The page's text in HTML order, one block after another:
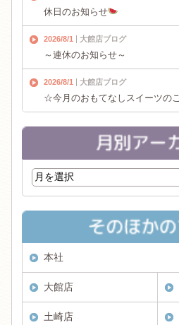
休日のお知らせ
2026/8/1 大館店ブログ
～連休のお知らせ～
2026/8/1 大館店ブログ
☆今月のおもてなしスイーツの
本社
大館店
土崎店